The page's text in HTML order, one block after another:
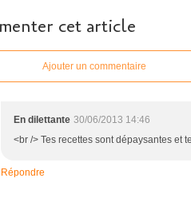
cet article
Ajouter un commentaire
En dilettante 30/06/2013 14:46
<br /> Tes recettes sont dépaysantes et
Répondre